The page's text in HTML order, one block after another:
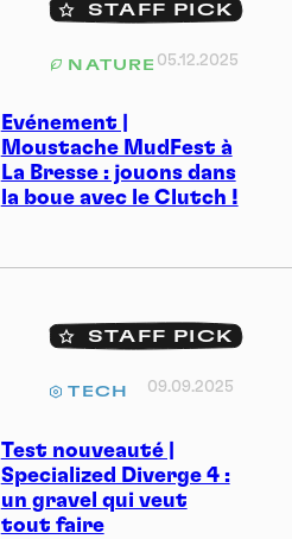
Evénement |
Moustache MudFest à
La Bresse : jouons dans
la boue avec le Clutch !
STAFF PICK
NATURE 05.12.2025
Test nouveauté |
Specialized Diverge 4 :
un gravel qui veut
tout faire
STAFF PICK
TECH 09.09.2025